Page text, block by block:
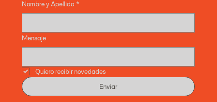
Nombre y Apellido *
Mensaje
Quiero recibir novedades
Enviar